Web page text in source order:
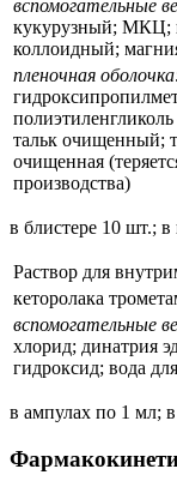
вспомогательные
кукурузный; МКЦ;
коллоидный;
пленочная
тальк очищенный;
очищенная
производства)
в блистере 10 шт.;
Раствор для
кеторолака
вспомогательные
хлорид; динатрия
гидроксид; вода
в ампулах по 1 мл;